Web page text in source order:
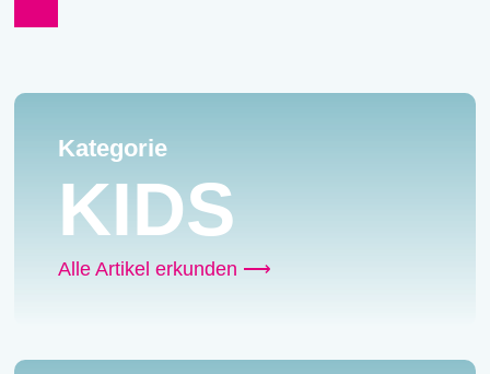
Kategorie
KIDS
Alle Artikel erkunden ⟶